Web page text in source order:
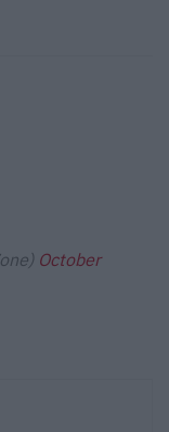
October